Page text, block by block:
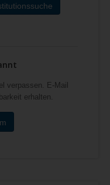
verpassen. E-Mail
erhalten.